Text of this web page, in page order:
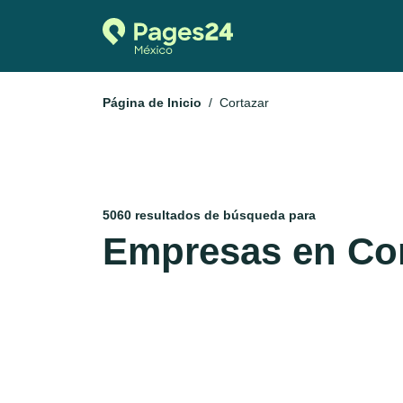
Página de Inicio Cortazar
5060 resultados de búsqueda para
Empresas en